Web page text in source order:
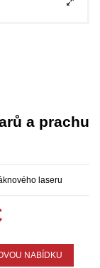
a prachu
laseru
NABÍDKU